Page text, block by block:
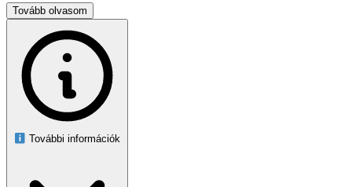
Figyelem:Gyermekektől elzárva tartandó. Ne tedd ki tartós
hőhatásnak, mert csökkenhet a tapadóképesség.
Tovább olvasom
További információk